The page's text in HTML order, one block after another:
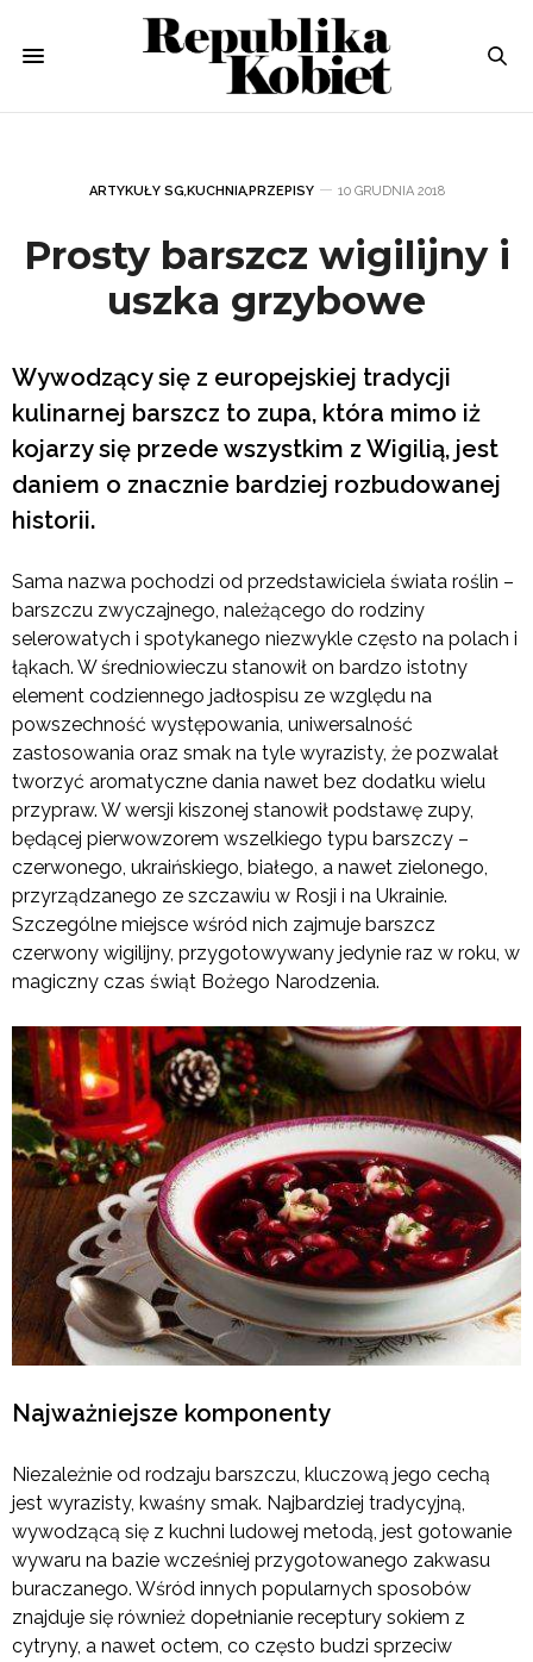
ARTYKUŁY SG,KUCHNIA,PRZEPISY 10 GRUDNIA 2018
Prosty barszcz wigilijny i
uszka grzybowe
Wywodzący się z europejskiej tradycji
kulinarnej barszcz to zupa, która mimo iż
kojarzy się przede wszystkim z Wigilią, jest
daniem o znacznie bardziej rozbudowanej
historii.
Sama nazwa pochodzi od przedstawiciela świata roślin –
barszczu zwyczajnego, należącego do rodziny
selerowatych i spotykanego niezwykle często na polach i
łąkach. W średniowieczu stanowił on bardzo istotny
element codziennego jadłospisu ze względu na
powszechność występowania, uniwersalność
zastosowania oraz smak na tyle wyrazisty, że pozwalał
tworzyć aromatyczne dania nawet bez dodatku wielu
przypraw. W wersji kiszonej stanowił podstawę zupy,
będącej pierwowzorem wszelkiego typu barszczy –
czerwonego, ukraińskiego, białego, a nawet zielonego,
przyrządzanego ze szczawiu w Rosji i na Ukrainie.
Szczególne miejsce wśród nich zajmuje barszcz
czerwony wigilijny, przygotowywany jedynie raz w roku, w
magiczny czas świąt Bożego Narodzenia.
Najważniejsze komponenty
Niezależnie od rodzaju barszczu, kluczową jego cechą
jest wyrazisty, kwaśny smak. Najbardziej tradycyjną,
wywodzącą się z kuchni ludowej metodą, jest gotowanie
wywaru na bazie wcześniej przygotowanego zakwasu
buraczanego. Wśród innych popularnych sposobów
znajduje się również dopełnianie receptury sokiem z
cytryny, a nawet octem, co często budzi sprzeciw